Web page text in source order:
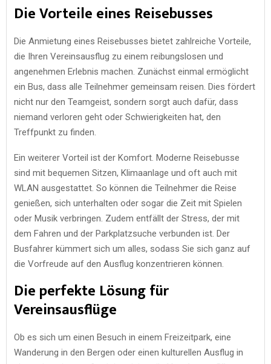
Die Vorteile eines Reisebusses
Die Anmietung eines Reisebusses bietet zahlreiche Vorteile,
die Ihren Vereinsausflug zu einem reibungslosen und
angenehmen Erlebnis machen. Zunächst einmal ermöglicht
ein Bus, dass alle Teilnehmer gemeinsam reisen. Dies fördert
nicht nur den Teamgeist, sondern sorgt auch dafür, dass
niemand verloren geht oder Schwierigkeiten hat, den
Treffpunkt zu finden.
Ein weiterer Vorteil ist der Komfort. Moderne Reisebusse
sind mit bequemen Sitzen, Klimaanlage und oft auch mit
WLAN ausgestattet. So können die Teilnehmer die Reise
genießen, sich unterhalten oder sogar die Zeit mit Spielen
oder Musik verbringen. Zudem entfällt der Stress, der mit
dem Fahren und der Parkplatzsuche verbunden ist. Der
Busfahrer kümmert sich um alles, sodass Sie sich ganz auf
die Vorfreude auf den Ausflug konzentrieren können.
Die perfekte Lösung für
Vereinsausflüge
Ob es sich um einen Besuch in einem Freizeitpark, eine
Wanderung in den Bergen oder einen kulturellen Ausflug in